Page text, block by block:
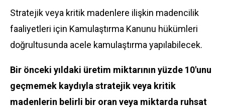
Stratejik veya kritik madenlere ilişkin madencilik
faaliyetleri için Kamulaştırma Kanunu hükümleri
doğrultusunda acele kamulaştırma yapılabilecek.
Bir önceki yıldaki üretim miktarının yüzde 10'unu
geçmemek kaydıyla stratejik veya kritik
madenlerin belirli bir oran veya miktarda ruhsat